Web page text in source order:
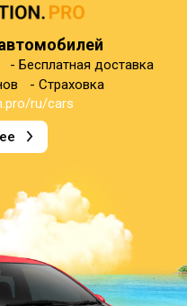
Бесплатная доставка
- Страховка
ru/cars